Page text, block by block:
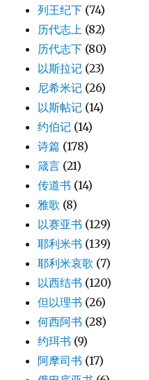
列王纪下 (74)
历代志上 (82)
历代志下 (80)
以斯拉记 (23)
尼希米记 (26)
以斯帖记 (14)
约伯记 (14)
诗篇 (178)
箴言 (21)
传道书 (14)
雅歌 (8)
以赛亚书 (129)
耶利米书 (139)
耶利米哀歌 (7)
以西结书 (120)
但以理书 (26)
何西阿书 (28)
约珥书 (9)
阿摩司书 (17)